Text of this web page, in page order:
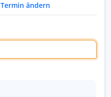
Termin ändern